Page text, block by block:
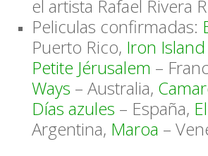
el artista Rafael Rivera
Peliculas confirmadas:
Puerto Rico, Iron Island
Petite Jérusalem –
Ways – Australia,
Días azules – España,
Argentina, Maroa –